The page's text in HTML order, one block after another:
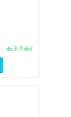
do 3-7 dní